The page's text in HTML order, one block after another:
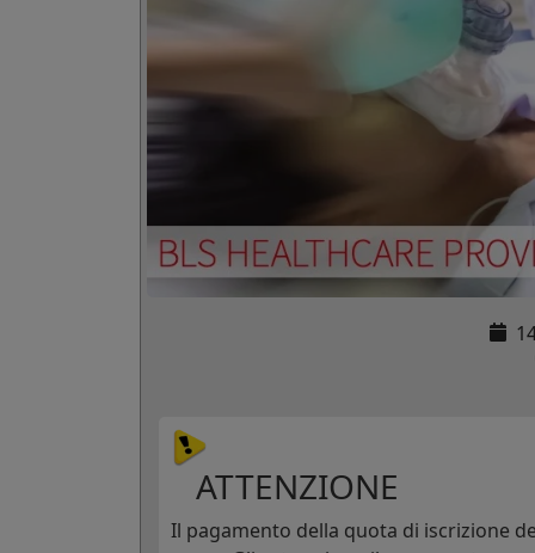
ATTENZIONE
Il pagamento della quota di iscrizione